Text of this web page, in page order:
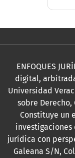
ENFOQUES
digital,
Universidad
sobre Derecho,
Constituye un
jurídica con
Galeana S/N,